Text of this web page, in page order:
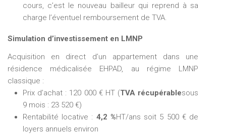
cours, c’est le nouveau bailleur qui reprend à sa
charge l’éventuel remboursement de TVA.
Simulation d’investissement en LMNP
Acquisition en direct d’un appartement dans une
résidence médicalisée EHPAD, au régime LMNP
classique :
Prix d’achat : 120 000 € HT (TVA récupérablesous
9 mois : 23 520 €)
Rentabilité locative : 4,2 %HT/ans soit 5 500 € de
loyers annuels environ